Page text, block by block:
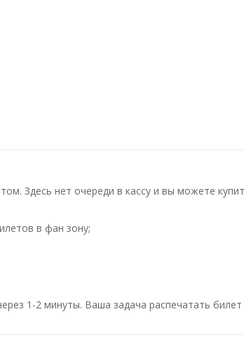
Здесь нет очереди в кассу и вы можете
в фан зону;
1-2 минуты. Ваша задача распечатать билет